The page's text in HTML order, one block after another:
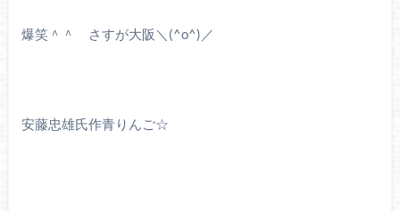
爆笑＾＾ さすが大阪＼(^o^)／
安藤忠雄氏作青りんご☆